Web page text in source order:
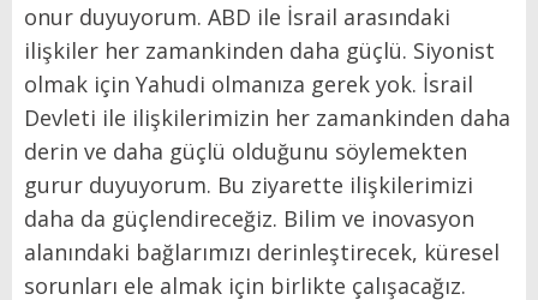
onur duyuyorum. ABD ile İsrail arasındaki
ilişkiler her zamankinden daha güçlü. Siyonist
olmak için Yahudi olmanıza gerek yok. İsrail
Devleti ile ilişkilerimizin her zamankinden daha
derin ve daha güçlü olduğunu söylemekten
gurur duyuyorum. Bu ziyarette ilişkilerimizi
daha da güçlendireceğiz. Bilim ve inovasyon
alanındaki bağlarımızı derinleştirecek, küresel
sorunları ele almak için birlikte çalışacağız.